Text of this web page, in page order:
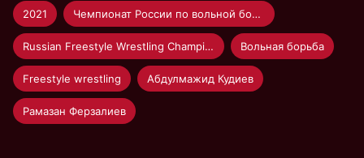
2021 Чемпионат России по вольной борьбе 2021
Russian Freestyle Wrestling Championship 2021 Вольная борьба
Freestyle wrestling Абдулмажид Кудиев
Рамазан Ферзалиев